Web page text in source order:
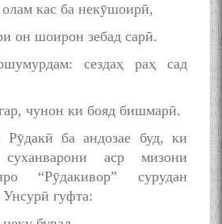
олам кас ба некӯшоирӣ,
он шоирон зебад сарӣ.
сездаҳ раҳ сад
чунон ки бояд бишмарӣ.
ба андозае буд, ки
аср мизони
“Рӯдакивор” сурудан
гуфта: